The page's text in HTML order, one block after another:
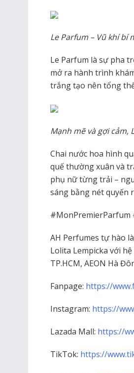
Le Parfum – Vũ khí
Le Parfum là sự pha
mở ra hành trình
trắng tạo nên tổng
Mạnh mẽ và gợi cảm,
Chai nước hoa hình
quế thường xuân và
phụ nữ từng trải –
sáng bằng nét quyến
AH Perfumes tự hào
Lolita Lempicka với
TP.HCM, AEON Hà
Fanpage: https://
Instagram: https://
Lazada Mall: https://
TikTok: https://